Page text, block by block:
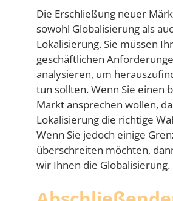
Die Erschließung neuer
sowohl Globalisierung als
Lokalisierung. Sie müssen
geschäftlichen
analysieren, um
tun sollten. Wenn Sie einen
Markt ansprechen wollen,
Lokalisierung die richtige
Wenn Sie jedoch einige
überschreiten möchten,
wir Ihnen die Globalisierung.